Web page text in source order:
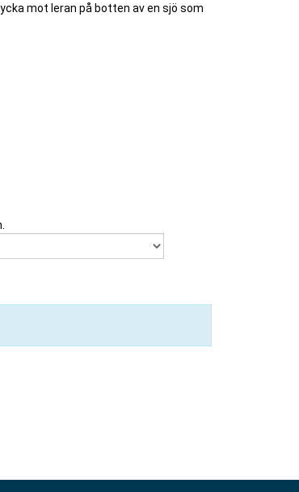
mot leran på botten av en sjö som